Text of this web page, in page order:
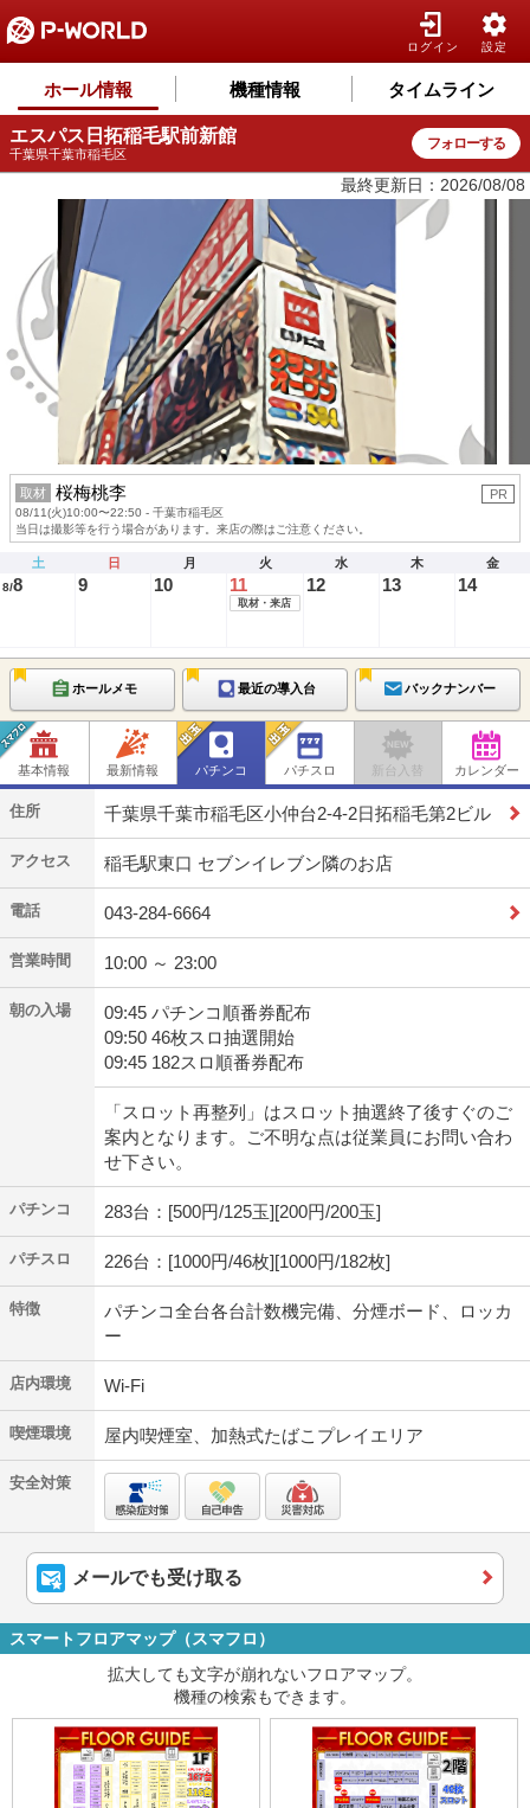
ログイン 設定
ホール情報 機種情報 タイムライン
エスパス日拓稲毛駅前新館
千葉県千葉市稲毛区
フォローする
最終更新日：2026/08/08
取材 桜梅桃李 PR
08/11(火)10:00〜22:50 - 千葉市稲毛区
当日は撮影等を行う場合があります。来店の際はご注意ください。
土 日 月 火 水 木 金
8/8 9 10 11
取材・来店
12 13 14
ホールメモ 最近の導入台 バックナンバー
基本情報 最新情報 パチンコ パチスロ 新台入替 カレンダー
住所 千葉県千葉市稲毛区小仲台2-4-2日拓稲毛第2ビル
アクセス 稲毛駅東口 セブンイレブン隣のお店
電話 043-284-6664
営業時間 10:00 ～ 23:00
朝の入場
09:45 パチンコ順番券配布
09:50 46枚スロ抽選開始
09:45 182スロ順番券配布
「スロット再整列」はスロット抽選終了後すぐのご
案内となります。ご不明な点は従業員にお問い合わ
せ下さい。
パチンコ 283台：[500円/125玉][200円/200玉]
パチスロ 226台：[1000円/46枚][1000円/182枚]
特徴
パチンコ全台各台計数機完備、分煙ボード、ロッカ
ー
店内環境 Wi-Fi
喫煙環境 屋内喫煙室、加熱式たばこプレイエリア
安全対策
メールでも受け取る
スマートフロアマップ（スマフロ）
拡大しても文字が崩れないフロアマップ。
機種の検索もできます。